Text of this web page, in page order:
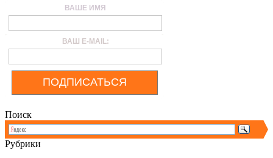
ВАШЕ ИМЯ
ВАШ E-MAIL:
ПОДПИСАТЬСЯ
Поиск
Рубрики